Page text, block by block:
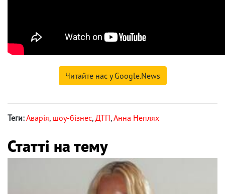
Читайте нас у Google.News
Теги:Аварія, шоу-бізнес, ДТП,Анна Неплях
Статті на тему